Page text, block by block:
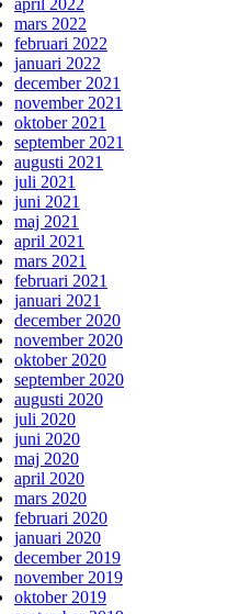
mars 2022
februari 2022
januari 2022
december 2021
november 2021
oktober 2021
september 2021
augusti 2021
juli 2021
juni 2021
maj 2021
april 2021
mars 2021
februari 2021
januari 2021
december 2020
november 2020
oktober 2020
september 2020
augusti 2020
juli 2020
juni 2020
maj 2020
april 2020
mars 2020
februari 2020
januari 2020
december 2019
november 2019
oktober 2019